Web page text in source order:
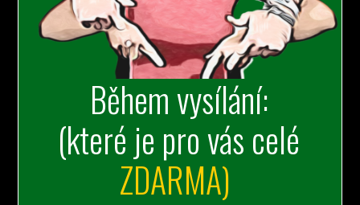
Během vysílání:
(které je pro vás celé
ZDARMA)